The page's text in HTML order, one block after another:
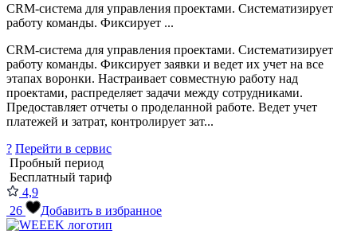
CRM-система для управления проектами. Систематизирует
работу команды. Фиксирует ...
CRM-система для управления проектами. Систематизирует
работу команды. Фиксирует заявки и ведет их учет на все
этапах воронки. Настраивает совместную работу над
проектами, распределяет задачи между сотрудниками.
Предоставляет отчеты о проделанной работе. Ведет учет
платежей и затрат, контролирует зат...
? Перейти в сервис
Пробный период
Бесплатный тариф
4,9
26
Добавить в избранное